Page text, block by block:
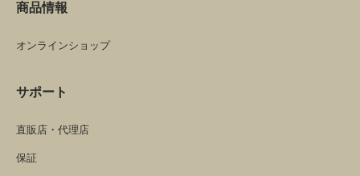
商品情報
オンラインショップ
サポート
直販店・代理店
保証